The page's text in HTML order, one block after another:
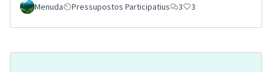
Menuda Pressupostos Participatius 3 3